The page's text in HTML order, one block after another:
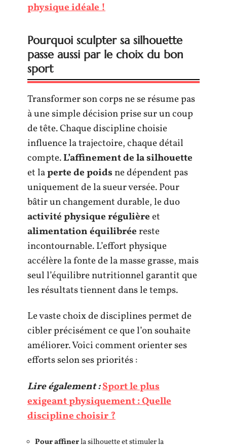
physique idéale !
Pourquoi sculpter sa silhouette
passe aussi par le choix du bon
sport
Transformer son corps ne se résume pas
à une simple décision prise sur un coup
de tête. Chaque discipline choisie
influence la trajectoire, chaque détail
compte.L’affinement de la silhouette
et laperte de poidsne dépendent pas
uniquement de la sueur versée. Pour
bâtir un changement durable, le duo
activité physique régulièreet
alimentation équilibréereste
incontournable. L’effort physique
accélère la fonte de la masse grasse, mais
seul l’équilibre nutritionnel garantit que
les résultats tiennent dans le temps.
Le vaste choix de disciplines permet de
cibler précisément ce que l’on souhaite
améliorer. Voici comment orienter ses
efforts selon ses priorités :
Lire également :Sport le plus
exigeant physiquement : Quelle
discipline choisir ?
Pour affinerla silhouette et stimuler la